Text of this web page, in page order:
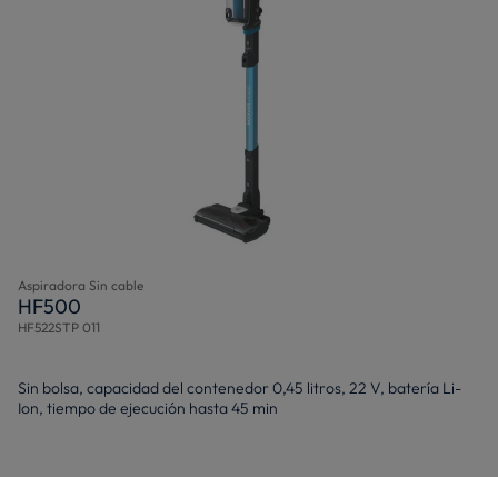
Aspiradora Sin cable
HF500
HF522STP 011
Sin bolsa, capacidad del contenedor 0,45 litros, 22 V, batería Li-
Ion, tiempo de ejecución hasta 45 min